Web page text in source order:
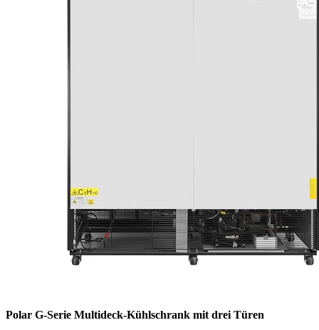
Polar G-Serie Multideck-Kühlschrank mit drei Türen